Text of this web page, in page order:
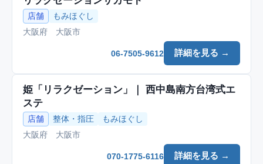
店舗
もみほぐし
大阪府 大阪市
詳細を見る →
06-7505-9612
姫「リラクゼーション」｜ 西中島南方台湾式エ
ステ
店舗 整体・指圧
もみほぐし
大阪府 大阪市
詳細を見る →
070-1775-6116